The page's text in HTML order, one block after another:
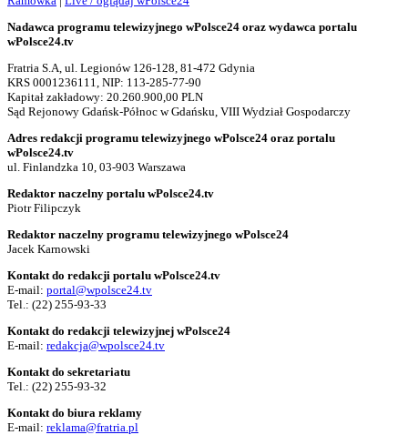
Nadawca programu telewizyjnego wPolsce24 oraz wydawca portalu
wPolsce24.tv
Fratria S.A, ul. Legionów 126-128, 81-472 Gdynia
KRS 0001236111, NIP: 113-285-77-90
Kapitał zakładowy: 20.260.900,00 PLN
Sąd Rejonowy Gdańsk-Północ w Gdańsku, VIII Wydział Gospodarczy
Adres redakcji programu telewizyjnego wPolsce24 oraz portalu
wPolsce24.tv
ul. Finlandzka 10, 03-903 Warszawa
Redaktor naczelny portalu wPolsce24.tv
Piotr Filipczyk
Redaktor naczelny programu telewizyjnego wPolsce24
Jacek Karnowski
Kontakt do redakcji portalu wPolsce24.tv
E-mail: portal@wpolsce24.tv
Tel.: (22) 255-93-33
Kontakt do redakcji telewizyjnej wPolsce24
E-mail: redakcja@wpolsce24.tv
Kontakt do sekretariatu
Tel.: (22) 255-93-32
Kontakt do biura reklamy
E-mail: reklama@fratria.pl